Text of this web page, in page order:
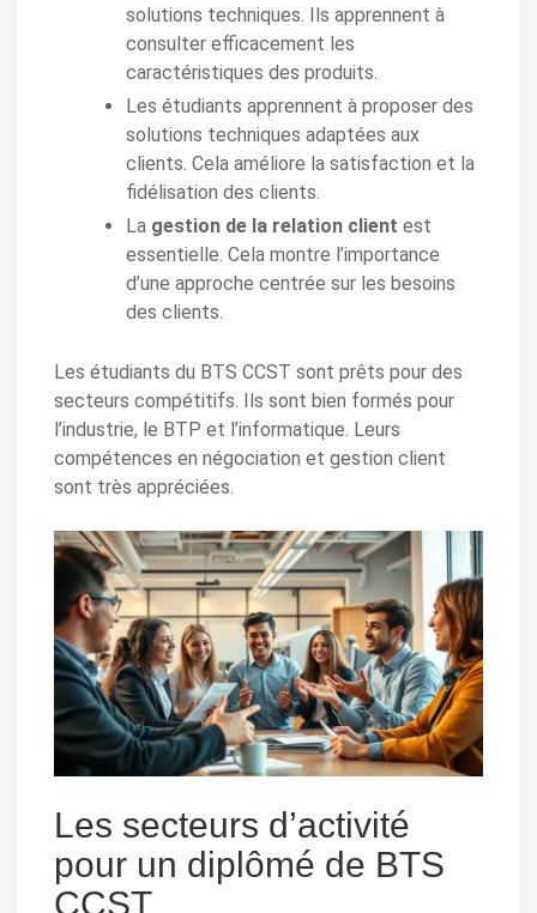
solutions techniques. Ils apprennent à
consulter efficacement les
caractéristiques des produits.
Les étudiants apprennent à proposer des
solutions techniques adaptées aux
clients. Cela améliore la satisfaction et la
fidélisation des clients.
La gestion de la relation client est
essentielle. Cela montre l’importance
d’une approche centrée sur les besoins
des clients.
Les étudiants du BTS CCST sont prêts pour des
secteurs compétitifs. Ils sont bien formés pour
l’industrie, le BTP et l’informatique. Leurs
compétences en négociation et gestion client
sont très appréciées.
Les secteurs d’activité
pour un diplômé de BTS
CCST